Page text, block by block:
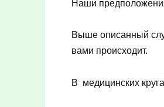
Наши
Выше описанный
вами происходит.
В медицинских